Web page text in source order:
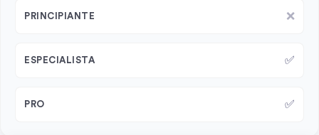
PRINCIPIANTE ❌
ESPECIALISTA ✅
PRO ✅